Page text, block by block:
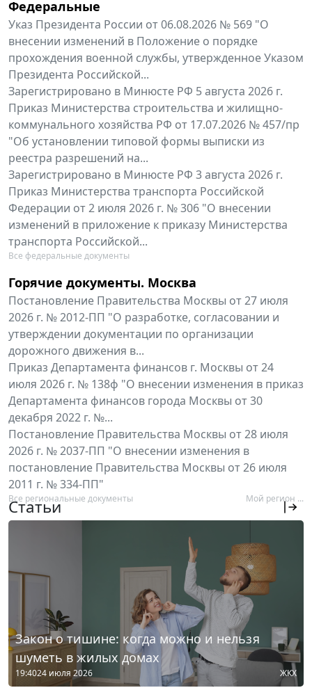
Федеральные
Указ Президента России от 06.08.2026 № 569 "О
внесении изменений в Положение о порядке
прохождения военной службы, утвержденное Указом
Президента Российской...
Зарегистрировано в Минюсте РФ 5 августа 2026 г.
Приказ Министерства строительства и жилищно-
коммунального хозяйства РФ от 17.07.2026 № 457/пр
"Об установлении типовой формы выписки из
реестра разрешений на...
Зарегистрировано в Минюсте РФ 3 августа 2026 г.
Приказ Министерства транспорта Российской
Федерации от 2 июля 2026 г. № 306 "О внесении
изменений в приложение к приказу Министерства
транспорта Российской...
Все федеральные документы
Горячие документы. Москва
Постановление Правительства Москвы от 27 июля
2026 г. № 2012-ПП "О разработке, согласовании и
утверждении документации по организации
дорожного движения в...
Приказ Департамента финансов г. Москвы от 24
июля 2026 г. № 138ф "О внесении изменения в приказ
Департамента финансов города Москвы от 30
декабря 2022 г. №...
Постановление Правительства Москвы от 28 июля
2026 г. № 2037-ПП "О внесении изменения в
постановление Правительства Москвы от 26 июля
2011 г. № 334-ПП"
Все региональные документы Мой регион ...
Статьи
Закон о тишине: когда можно и нельзя
шуметь в жилых домах
19:4024 июля 2026 ЖКХ